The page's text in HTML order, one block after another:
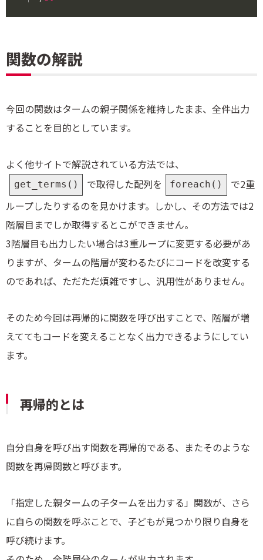
関数の解説
今回の関数はタームの親子関係を維持したまま、全件出力
することを目的としています。
よく他サイトで解説されている方法では、
get_terms() で取得した配列を foreach()
で2重
ループしたりするのを見かけます。しかし、その方法では2
階層目までしか取得するとこができません。
3階層目も出力したい場合は3重ループに変更する必要があ
りますが、タームの階層が変わるたびにコードを改変する
のであれば、ただただ煩雑ですし、汎用性がありません。
そのため今回は再帰的に関数を呼び出すことで、階層が増
えててもコードを変えることなく出力できるようにしてい
ます。
再帰的とは
自分自身を呼び出す関数を再帰的である、またそのような
関数を再帰関数と呼びます。
「指定した親タームの子タームを出力する」関数が、さら
に自らの関数を呼ぶことで、子どもが見つかり限り自身を
呼び続けます。